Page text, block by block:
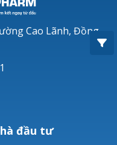
Cao Lãnh, Đồng
đầu tư